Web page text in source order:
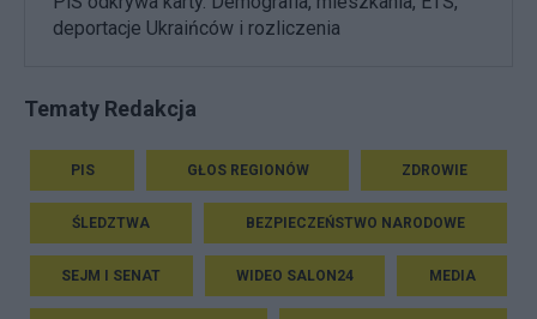
deportacje Ukraińców i rozliczenia
Tematy Redakcja
PIS GŁOS REGIONÓW ZDROWIE
ŚLEDZTWA BEZPIECZEŃSTWO NARODOWE
SEJM I SENAT WIDEO SALON24 MEDIA